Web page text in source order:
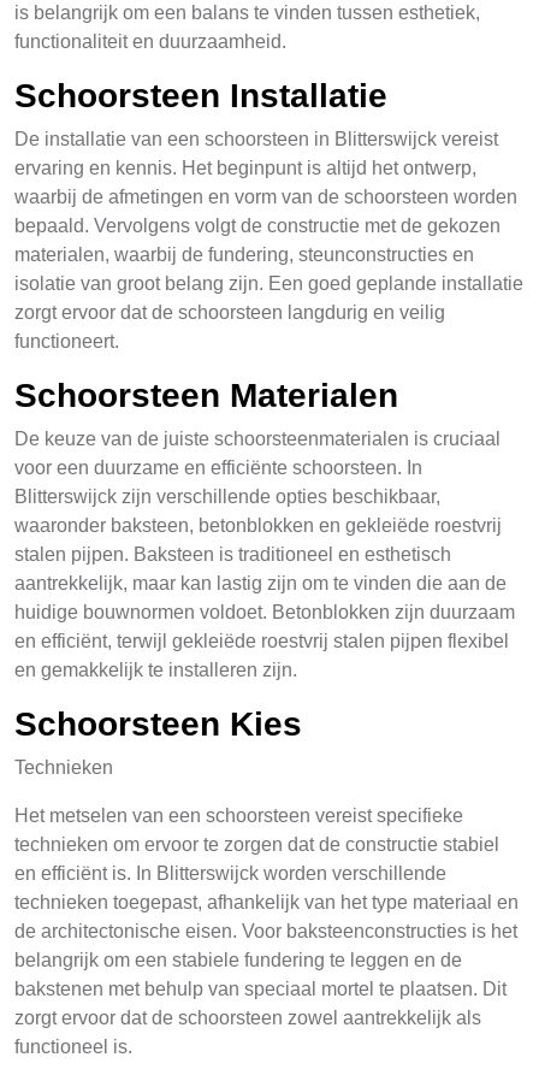
is belangrijk om een balans te vinden tussen esthetiek,
functionaliteit en duurzaamheid.
Schoorsteen Installatie
De installatie van een schoorsteen in Blitterswijck vereist
ervaring en kennis. Het beginpunt is altijd het ontwerp,
waarbij de afmetingen en vorm van de schoorsteen worden
bepaald. Vervolgens volgt de constructie met de gekozen
materialen, waarbij de fundering, steunconstructies en
isolatie van groot belang zijn. Een goed geplande installatie
zorgt ervoor dat de schoorsteen langdurig en veilig
functioneert.
Schoorsteen Materialen
De keuze van de juiste schoorsteenmaterialen is cruciaal
voor een duurzame en efficiënte schoorsteen. In
Blitterswijck zijn verschillende opties beschikbaar,
waaronder baksteen, betonblokken en gekleiëde roestvrij
stalen pijpen. Baksteen is traditioneel en esthetisch
aantrekkelijk, maar kan lastig zijn om te vinden die aan de
huidige bouwnormen voldoet. Betonblokken zijn duurzaam
en efficiënt, terwijl gekleiëde roestvrij stalen pijpen flexibel
en gemakkelijk te installeren zijn.
Schoorsteen Kies
Technieken
Het metselen van een schoorsteen vereist specifieke
technieken om ervoor te zorgen dat de constructie stabiel
en efficiënt is. In Blitterswijck worden verschillende
technieken toegepast, afhankelijk van het type materiaal en
de architectonische eisen. Voor baksteenconstructies is het
belangrijk om een stabiele fundering te leggen en de
bakstenen met behulp van speciaal mortel te plaatsen. Dit
zorgt ervoor dat de schoorsteen zowel aantrekkelijk als
functioneel is.